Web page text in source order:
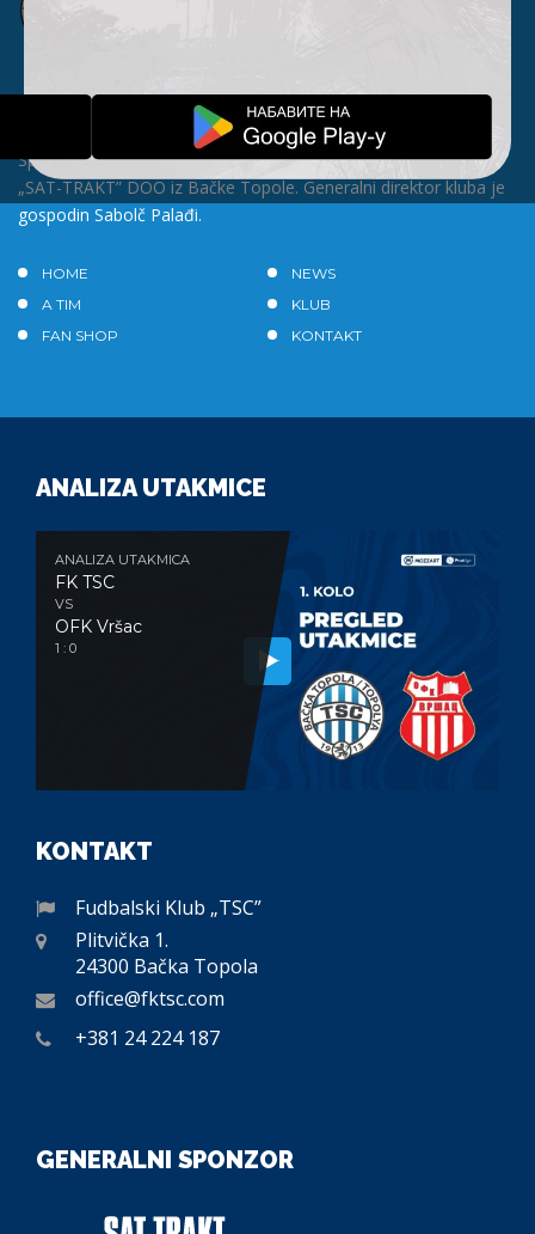
Prvi fudbalski klub u Bačkoj Topoli formiran je 1912. godine a
zvanično postoji od 1913. godine pod imenom „Topolski
Sportski Club" (TSC). Generalni sponzor kluba je kompanija
„SAT-TRAKT” DOO iz Bačke Topole. Generalni direktor kluba je
gospodin Sabolč Palađi.
HOME
NEWS
A TIM
KLUB
FAN SHOP
KONTAKT
ANALIZA UTAKMICE
ANALIZA UTAKMICA
FK TSC
VS
OFK Vršac
1 : 0
KONTAKT
Fudbalski Klub „TSC”
Plitvička 1.
24300 Bačka Topola
office@fktsc.com
+381 24 224 187
GENERALNI SPONZOR